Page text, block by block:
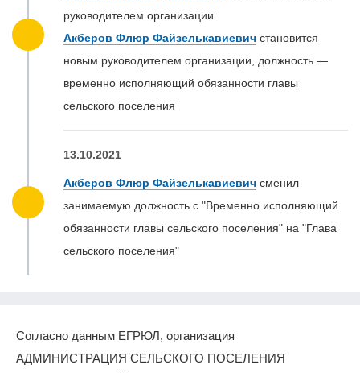
руководителем организации
Акберов Флюр Файзелькавиевич становится
новым руководителем организации, должность —
временно исполняющий обязанности главы
сельского поселения
13.10.2021
Акберов Флюр Файзелькавиевич сменил
занимаемую должность с "Временно исполняющий
обязанности главы сельского поселения" на "Глава
сельского поселения"
Согласно данным ЕГРЮЛ, организация
АДМИНИСТРАЦИЯ СЕЛЬСКОГО ПОСЕЛЕНИЯ